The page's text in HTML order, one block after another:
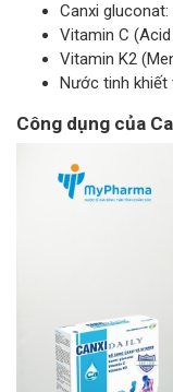
Canxi
Vitamin C
Vitamin K2
Nước tinh khiết
Công dụng của